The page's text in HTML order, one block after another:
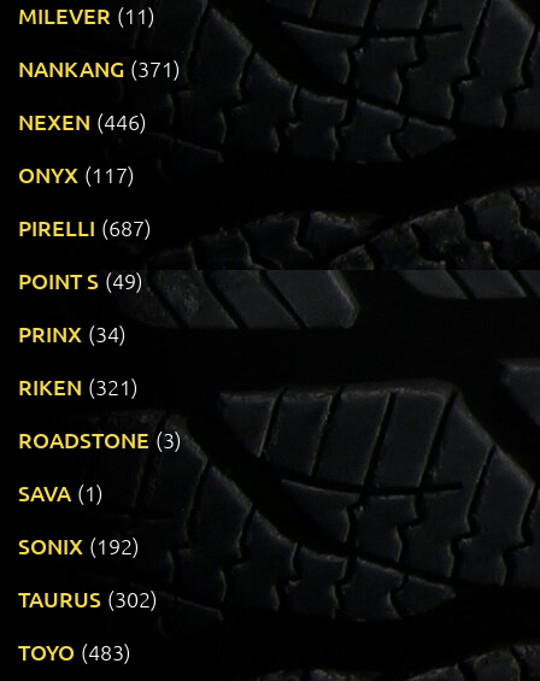
MILEVER (11)
NANKANG (371)
NEXEN (446)
ONYX (117)
PIRELLI (687)
POINT S (49)
PRINX (34)
RIKEN (321)
ROADSTONE (3)
SAVA (1)
SONIX (192)
TAURUS (302)
TOYO (483)